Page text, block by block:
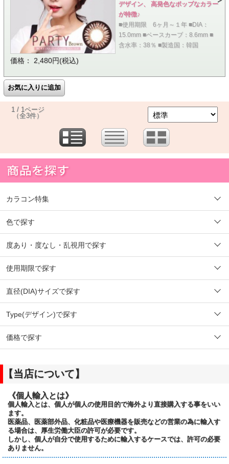
デザイン、 高発色なポップなカラー
が特徴♪
■使用期限 6ヶ月～１年 ■DIA：
15.0mm ■ベースカーブ：8.6mm ■
含水率：38％ ■製造国：韓国
価格： 2,480円(税込)
1 / 1ページ
（全3件）
カラコン特集
色で探す
度あり・度なし・乱視用で探す
使用期限で探す
直径(DIA)サイズで探す
Type(デザイン)で探す
価格で探す
【当店について】
《個人輸入とは》
個人輸入とは、個人が個人の使用目的で海外より直接購入する事をいい
ます。
医薬品、医薬部外品、化粧品や医療機器を販売などの営業の為に輸入す
る場合は、厚生労働大臣の許可が必要です。
しかし、個人が自分で使用するために輸入するケースでは、許可の必要
ありません。